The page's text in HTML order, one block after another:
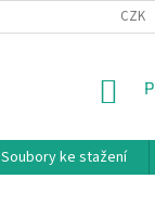
PODMÍNKY OCHRANY
CZK
Soubory ke stažení